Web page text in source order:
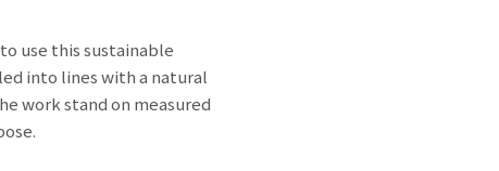
use this sustainable
into lines with a natural
work stand on measured